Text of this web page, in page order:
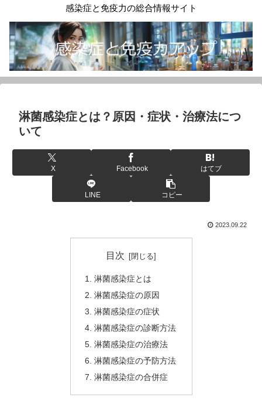
感染症と免疫力の総合情報サイト
淋菌感染症とは？原因・症状・治療法につ
いて
X Facebook はてブ
LINE コピー
2023.09.22
目次
淋菌感染症とは
淋菌感染症の原因
淋菌感染症の症状
淋菌感染症の診断方法
淋菌感染症の治療法
淋菌感染症の予防方法
淋菌感染症の合併症